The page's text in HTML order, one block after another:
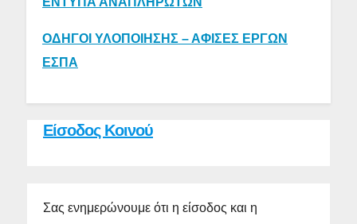
ΟΔΗΓΟΙ ΥΛΟΠΟΙΗΣΗΣ – ΑΦΙΣΕΣ ΕΡΓΩΝ
ΕΣΠΑ
Είσοδος Κοινού
Σας ενημερώνουμε ότι η είσοδος και η